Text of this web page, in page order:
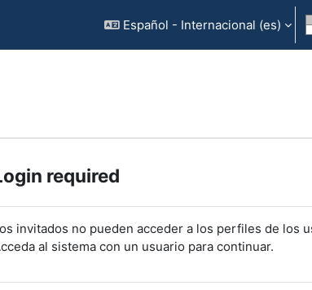
Español - Internacional ‎(es)‎
required
invitados no pueden acceder a los perfiles de los
al sistema con un usuario para continuar.